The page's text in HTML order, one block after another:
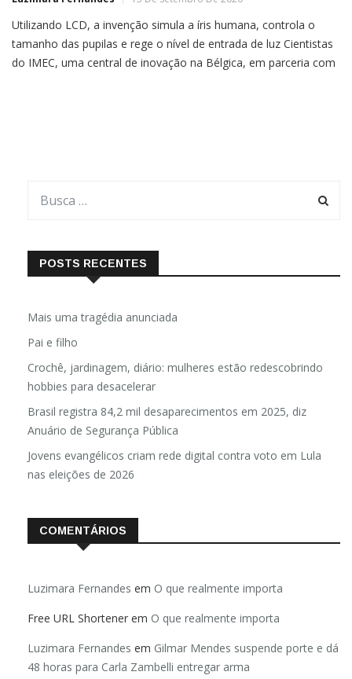
Utilizando LCD, a invenção simula a íris humana, controla o
tamanho das pupilas e rege o nível de entrada de luz Cientistas
do IMEC, uma central de inovação na Bélgica, em parceria com
POSTS RECENTES
Mais uma tragédia anunciada
Pai e filho
Crochê, jardinagem, diário: mulheres estão redescobrindo
hobbies para desacelerar
Brasil registra 84,2 mil desaparecimentos em 2025, diz
Anuário de Segurança Pública
Jovens evangélicos criam rede digital contra voto em Lula
nas eleições de 2026
COMENTÁRIOS
Luzimara Fernandes em O que realmente importa
Free URL Shortener em O que realmente importa
Luzimara Fernandes em Gilmar Mendes suspende porte e dá
48 horas para Carla Zambelli entregar arma